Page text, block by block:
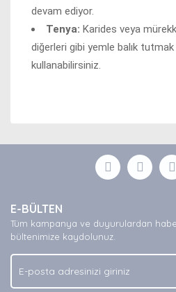
devam ediyor.
Tenya: Karides veya
diğerleri gibi yemle balık
kullanabilirsiniz.
Yorum Yaz
formunu kullanarak tarafımıza
Görüş ve önerileriniz için
Ürün açıklamasında eksik bilgiler
Ürün bilgilerinde hatalar
Ürün fiyatı diğer sitelerden daha
Bu ürüne benzer farklı alternatifler
E-BÜLTEN
Tüm kampanya ve duyurulardan
bültenimize kaydolunuz.